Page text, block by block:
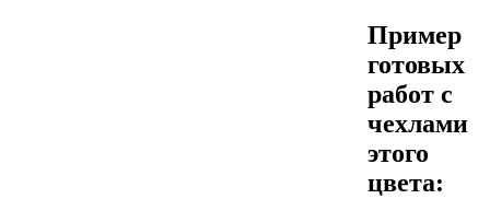
Пример
готовых
работ с
чехлами
этого
цвета: